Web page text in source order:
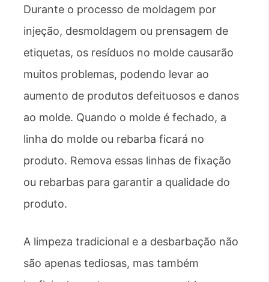
Durante o processo de moldagem por
injeção, desmoldagem ou prensagem de
etiquetas, os resíduos no molde causarão
muitos problemas, podendo levar ao
aumento de produtos defeituosos e danos
ao molde. Quando o molde é fechado, a
linha do molde ou rebarba ficará no
produto. Remova essas linhas de fixação
ou rebarbas para garantir a qualidade do
produto.
A limpeza tradicional e a desbarbação não
são apenas tediosas, mas também